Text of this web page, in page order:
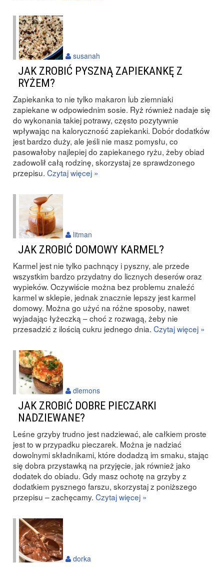
JAK ZROBIĆ PYSZNĄ ZAPIEKANKĘ Z
RYŻEM?
Zapiekanka to nie tylko makaron lub ziemniaki
zapiekane w odpowiednim sosie. Ryż również nadaje się
do wykonania takiej potrawy, często pozytywnie
wpływając na kaloryczność zapiekanki. Dobór dodatków
jest bardzo duży, ale jeśli nie masz pomysłu, co
pasowałoby najlepiej do zapiekanego ryżu, żeby obiad
zadowolił całą rodzinę, skorzystaj ze sprawdzonego
przepisu. Czytaj więcej »
susanah
JAK ZROBIĆ DOMOWY KARMEL?
Karmel jest nie tylko pachnący i pyszny, ale przede
wszystkim bardzo przydatny do licznych deserów oraz
wypieków. Oczywiście można bez problemu znaleźć
karmel w sklepie, jednak znacznie lepszy jest karmel
domowy. Można go użyć na różne sposoby, nawet
wyjadając łyżeczką – choć z rozwagą, żeby nie
przesadzić z ilością cukru jednego dnia. Czytaj więcej »
litman
JAK ZROBIĆ DOBRE PIECZARKI
NADZIEWANE?
Leśne grzyby trudno jest nadziewać, ale całkiem proste
jest to w przypadku pieczarek. Można je nadziać
dowolnymi składnikami, które dodadzą im smaku, stając
się dobra przystawką na przyjęcie, jak również jako
dodatek do obiadu. Gdy masz ochotę na grzyby z
dodatkiem pysznego farszu, skorzystaj z poniższego
przepisu – zachęcamy. Czytaj więcej »
dlemons
dorka